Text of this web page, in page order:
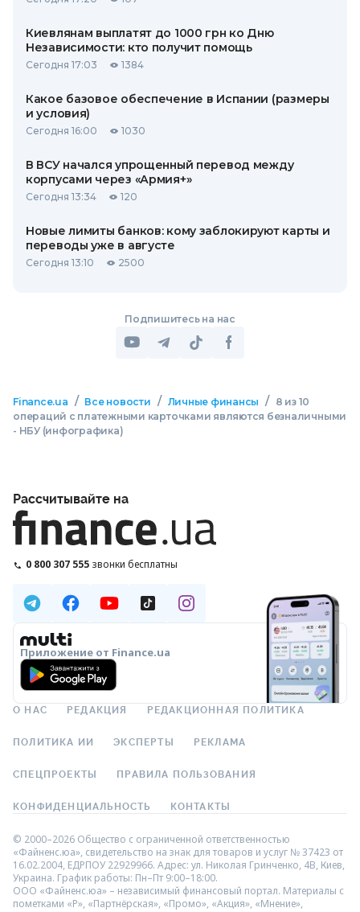
Киевлянам выплатят до 1000 грн ко Дню
Независимости: кто получит помощь
Сегодня 17:03 1384
Какое базовое обеспечение в Испании (размеры
и условия)
Сегодня 16:00 1030
В ВСУ начался упрощенный перевод между
корпусами через «Армия+»
Сегодня 13:34 120
Новые лимиты банков: кому заблокируют карты и
переводы уже в августе
Сегодня 13:10 2500
Подпишитесь на нас
Finance.ua / Все новости / Личные финансы /
8 из 10
операций с платежными карточками являются безналичными
- НБУ (инфографика)
Рассчитывайте на
0 800 307 555 звонки бесплатны
Приложение от Finance.ua
О НАС РЕДАКЦИЯ РЕДАКЦИОННАЯ ПОЛИТИКА
ПОЛИТИКА ИИ ЭКСПЕРТЫ РЕКЛАМА
СПЕЦПРОЕКТЫ ПРАВИЛА ПОЛЬЗОВАНИЯ
КОНФИДЕНЦИАЛЬНОСТЬ КОНТАКТЫ
© 2000–2026 Общество с ограниченной ответственностью
«Файненс.юа», свидетельство на знак для товаров и услуг № 37423 от
16.02.2004, ЕДРПОУ 22929966. Адрес: ул. Николая Гринченко, 4В, Киев,
Украина. График работы: Пн–Пт 9:00–18:00.
ООО «Файненс.юа» – независимый финансовый портал. Материалы с
пометками «Р», «Партнёрская», «Промо», «Акция», «Мнение»,